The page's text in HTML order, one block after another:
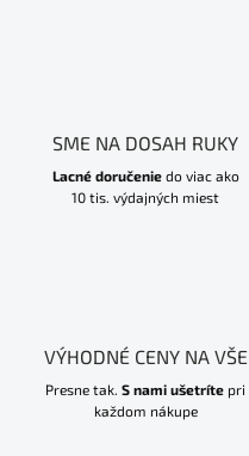
SME NA DOSAH RUKY
Lacné doručeniedo viac ako
10 tis. výdajných miest
VÝHODNÉ CENY NA VŠE
Presne tak. S nami ušetríte pri
každom nákupe